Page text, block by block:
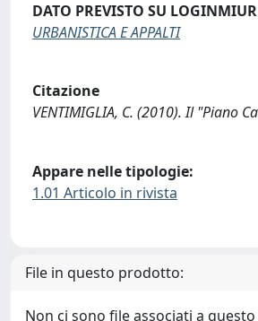
DATO PREVISTO SU LOGINMIUR
URBANISTICA E APPALTI
Citazione
VENTIMIGLIA, C. (2010). Il "Piano
Appare nelle tipologie:
1.01 Articolo in rivista
File in questo prodotto:
Non ci sono file associati a